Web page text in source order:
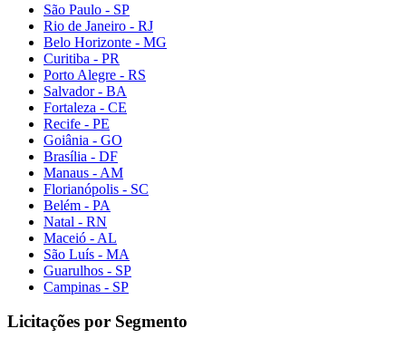
São Paulo - SP
Rio de Janeiro - RJ
Belo Horizonte - MG
Curitiba - PR
Porto Alegre - RS
Salvador - BA
Fortaleza - CE
Recife - PE
Goiânia - GO
Brasília - DF
Manaus - AM
Florianópolis - SC
Belém - PA
Natal - RN
Maceió - AL
São Luís - MA
Guarulhos - SP
Campinas - SP
Licitações por Segmento